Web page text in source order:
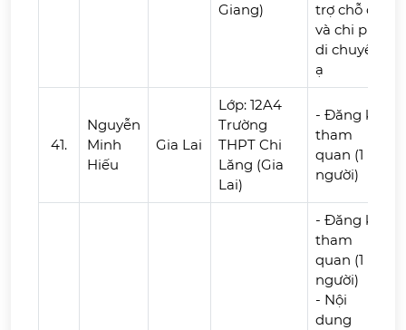
Giang)
trợ chỗ ở
và chi phí
di chuyển
ạ
41.
Nguyễn
Minh
Hiếu
Gia Lai
Lớp: 12A4
Trường
THPT Chi
Lăng (Gia
Lai)
- Đăng ký
tham
quan (1
người)
- Đăng ký
tham
quan (1
người)
- Nội
dung